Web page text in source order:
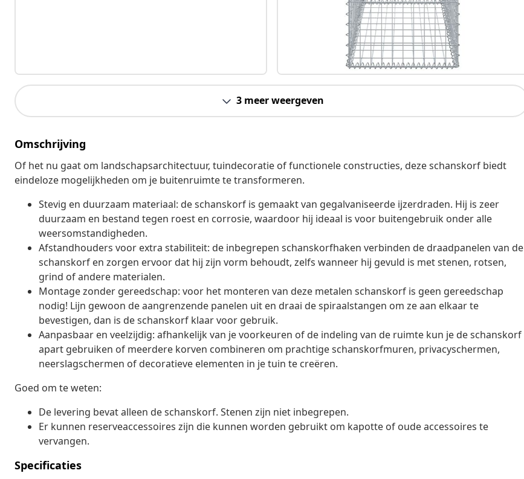
3 meer weergeven
Omschrijving
Of het nu gaat om landschapsarchitectuur, tuindecoratie of functionele constructies, deze schanskorf biedt
eindeloze mogelijkheden om je buitenruimte te transformeren.
Stevig en duurzaam materiaal: de schanskorf is gemaakt van gegalvaniseerde ijzerdraden. Hij is zeer
duurzaam en bestand tegen roest en corrosie, waardoor hij ideaal is voor buitengebruik onder alle
weersomstandigheden.
Afstandhouders voor extra stabiliteit: de inbegrepen schanskorfhaken verbinden de draadpanelen van de
schanskorf en zorgen ervoor dat hij zijn vorm behoudt, zelfs wanneer hij gevuld is met stenen, rotsen,
grind of andere materialen.
Montage zonder gereedschap: voor het monteren van deze metalen schanskorf is geen gereedschap
nodig! Lijn gewoon de aangrenzende panelen uit en draai de spiraalstangen om ze aan elkaar te
bevestigen, dan is de schanskorf klaar voor gebruik.
Aanpasbaar en veelzijdig: afhankelijk van je voorkeuren of de indeling van de ruimte kun je de schanskorf
apart gebruiken of meerdere korven combineren om prachtige schanskorfmuren, privacyschermen,
neerslagschermen of decoratieve elementen in je tuin te creëren.
Goed om te weten:
De levering bevat alleen de schanskorf. Stenen zijn niet inbegrepen.
Er kunnen reserveaccessoires zijn die kunnen worden gebruikt om kapotte of oude accessoires te
vervangen.
Specificaties